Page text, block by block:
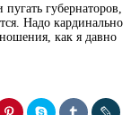
губернаторов,
Надо кардинально
как я давно